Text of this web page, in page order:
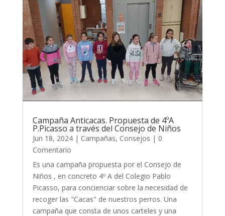
Campaña Anticacas. Propuesta de 4ºA
P.Picasso a través del Consejo de Niños
Jun 18, 2024| Campañas, Consejos | 0
Comentario
Es una campaña propuesta por el Consejo de
Niños , en concreto 4º A del Colegio Pablo
Picasso, para concienciar sobre la necesidad de
recoger las "Cacas" de nuestros perros. Una
campaña que consta de unos carteles y una